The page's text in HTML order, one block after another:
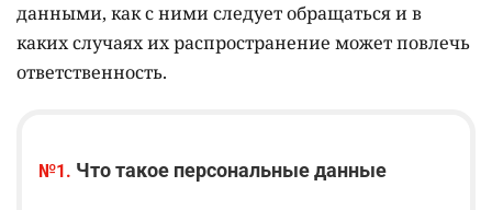
данными, как с ними следует обращаться и в
каких случаях их распространение может повлечь
ответственность.
№1. Что такое персональные данные